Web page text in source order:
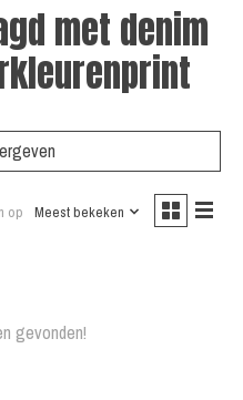
met denim
op Meest bekeken
gevonden!